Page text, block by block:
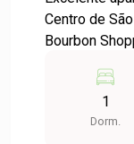
Centro de
Bourbon
além de uma
sala de
moderno e
1
Dorm.